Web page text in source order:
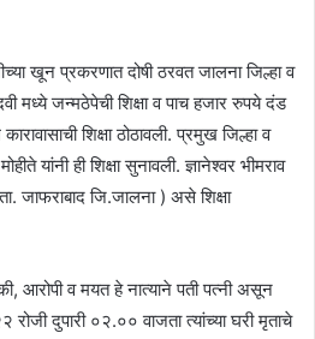
खून प्रकरणात दोषी ठरवत जालना जिल्हा व
मध्ये जन्मठेपेची शिक्षा व पाच हजार रुपये दंड
शिक्षा ठोठावली. प्रमुख जिल्हा व
यांनी ही शिक्षा सुनावली. ज्ञानेश्वर भीमराव
जाफराबाद जि.जालना ) असे शिक्षा
आरोपी व मयत हे नात्याने पती पत्नी असून
दुपारी ०२.०० वाजता त्यांच्या घरी मृताचे